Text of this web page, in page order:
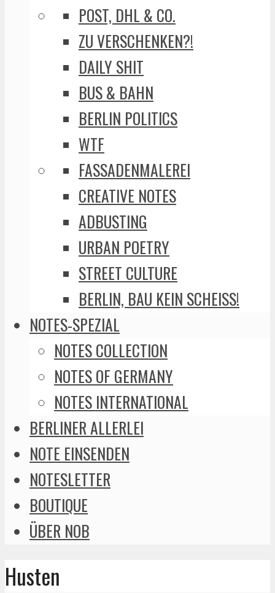
POST, DHL & CO.
ZU VERSCHENKEN?!
DAILY SHIT
BUS & BAHN
BERLIN POLITICS
WTF
FASSADENMALEREI
CREATIVE NOTES
ADBUSTING
URBAN POETRY
STREET CULTURE
BERLIN, BAU KEIN SCHEISS!
NOTES-SPEZIAL
NOTES COLLECTION
NOTES OF GERMANY
NOTES INTERNATIONAL
BERLINER ALLERLEI
NOTE EINSENDEN
NOTESLETTER
BOUTIQUE
ÜBER NOB
Husten